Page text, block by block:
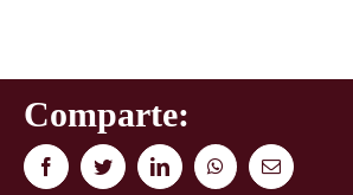
Comparte:
FacebookTwitterLinkedInWhatsAppCorreo
electrónico